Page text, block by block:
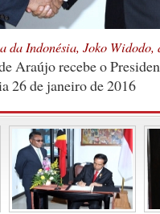
da Indonésia, Joko
Araújo recebe o
26 de janeiro de 2016